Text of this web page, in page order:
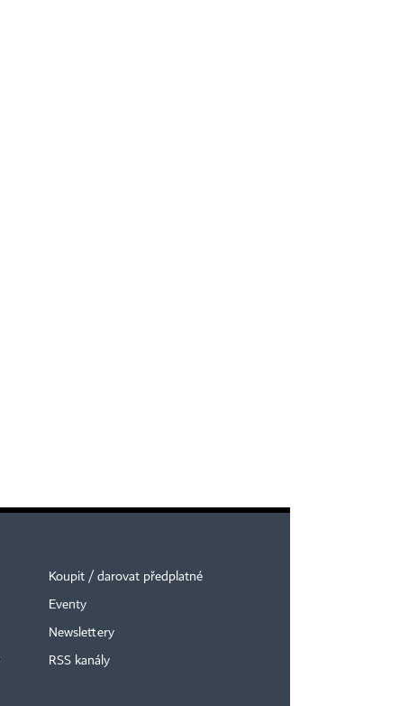
Koupit / darovat předplatné
Eventy
Newslettery
RSS kanály